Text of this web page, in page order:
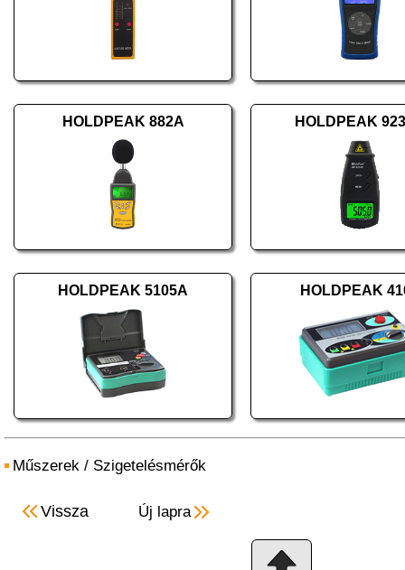
HOLDPEAK 882A HOLDPEAK
HOLDPEAK 5105A HOLDPEAK
Műszerek / Szigetelésmérők
Vissza Új lapra